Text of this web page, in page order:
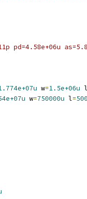
pd=4.58e+06u
w=1.5e+06u l
w=750000u l=